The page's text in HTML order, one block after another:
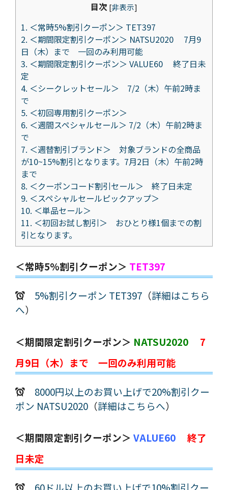
目次 [非表示]
1. ＜常時5%割引クーポン＞ TET397
2. ＜期間限定割引クーポン＞ NATSU2020 7月9
日（木）まで 一回のみ利用可能
3. ＜期間限定割引クーポン＞ VALUE60 終了日未
定
4. ＜シークレットセール＞ 7/2（木）午前2時ま
で
5. ＜初回専用割引クーポン＞
6. ＜週間スペシャルセール＞ 7/2（木）午前2時ま
で
7. ＜週替割引ブランド＞ 対象ブランドの全商品
が10~15%割引となります。7月2日（木）午前2時
まで
8. ＜クーポンコード割引セール＞ 終了日未定
9. ＜スペシャルセールピックアップ＞
10. ＜単品セール＞
11. ＜初回お試し割引＞ おひとり様1個までの割
引となります。
＜常時5%割引クーポン＞ TET397
5%割引クーポン TET397 （詳細はこちら
へ）
＜期間限定割引クーポン＞ NATSU2020
7
月9日（木）まで 一回のみ利用可能
8000円以上のお買い上げで20%割引クー
ポン NATSU2020 （詳細はこちらへ）
＜期間限定割引クーポン＞ VALUE60
終了
日未定